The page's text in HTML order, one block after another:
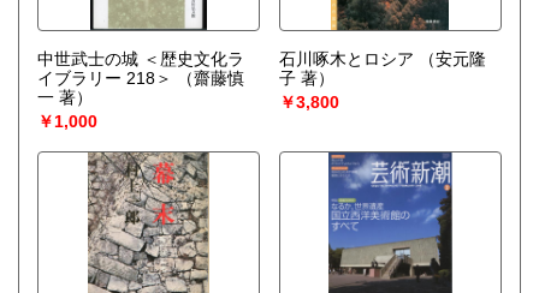
中世武士の城 ＜歴史文化ラ
イブラリー 218＞
（齋藤慎
一 著）
￥1,000
石川啄木とロシア
（安元隆
子 著）
￥3,800